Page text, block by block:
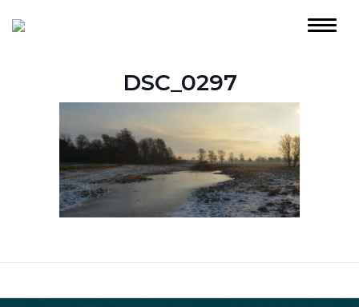
DSC_0297